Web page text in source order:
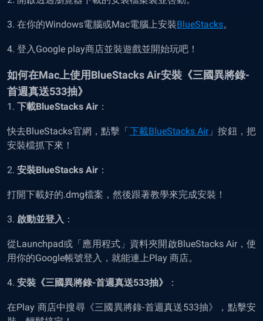
3. 在你的Windows電腦或Mac電腦上安裝BlueStacks。
4. 登入Google play商店並裝遊戲並開始玩吧！
如何在Mac上使用BlueStacks Air安裝《三國異將錄-
首週真送533抽》
1. 下載BlueStacks Air ：
快去BlueStacks官網，點擊「下載BlueStacks Air」按鈕，把
安裝檔抓下來！
2. 安裝BlueStacks Air ：
打開下載好的.dmg檔案，然後跟著教學來完成安裝！
3. 啟動並登入 ：
從Launchpad或「應用程式」資料夾開啟BlueStacks Air，使
用你的Google帳號登入，就能連上Play 商店。
4. 安裝《三國異將錄-首週真送533抽》 ：
在Play 商店中搜尋《三國異將錄-首週真送533抽》，點擊安